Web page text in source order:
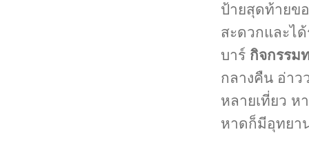
ป้ายสุดท้ายข
สะดวกและไ
บาร์ กิจกรรม
กลางคืน อ่าว
หลายเที่ยว ห
หาดก็มีอุทยา